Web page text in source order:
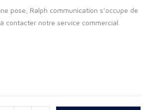
pose, Ralph communication s’occupe de
contacter notre service commercial.